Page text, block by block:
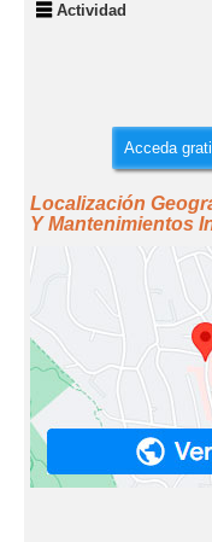
Actividad
Acceda
Localización
Y Mantenimientos